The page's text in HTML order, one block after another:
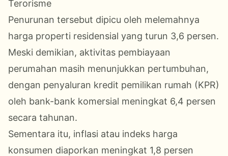
Terorisme
Penurunan tersebut dipicu oleh melemahnya
harga properti residensial yang turun 3,6 persen.
Meski demikian, aktivitas pembiayaan
perumahan masih menunjukkan pertumbuhan,
dengan penyaluran kredit pemilikan rumah (KPR)
oleh bank-bank komersial meningkat 6,4 persen
secara tahunan.
Sementara itu, inflasi atau indeks harga
konsumen diaporkan meningkat 1,8 persen